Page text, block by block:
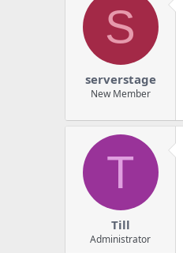
S
serverstage
New Member
T
Till
Administrator